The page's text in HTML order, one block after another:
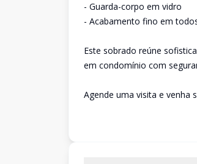
- Guarda-corpo em vidro
- Acabamento fino em
Este sobrado reúne
em condomínio com
Agende uma visita e venha